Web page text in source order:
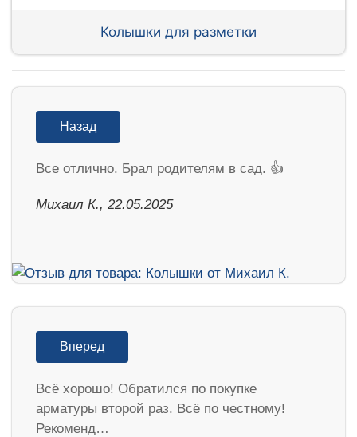
Колышки для разметки
Назад
Все отлично. Брал родителям в сад. 👍
Михаил К., 22.05.2025
Вперед
Всё хорошо! Обратился по покупке
арматуры второй раз. Всё по честному!
Рекоменд…